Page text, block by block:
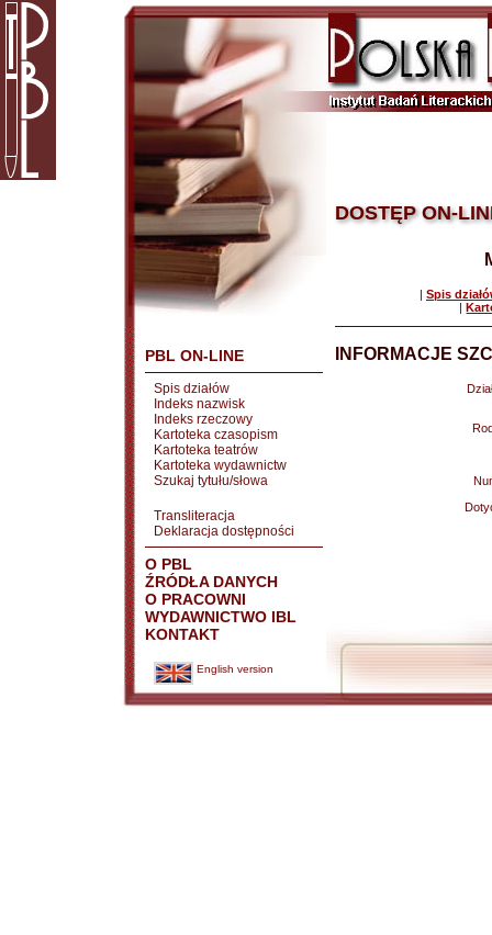
PBL ON-LINE
Spis działów
Indeks nazwisk
Indeks rzeczowy
Kartoteka czasopism
Kartoteka teatrów
Kartoteka wydawnictw
Szukaj tytułu/słowa
Transliteracja
Deklaracja dostępności
O PBL
ŹRÓDŁA DANYCH
O PRACOWNI
WYDAWNICTWO IBL
KONTAKT
English version
DOSTĘP ON-
| Spis
|
INFORMACJE